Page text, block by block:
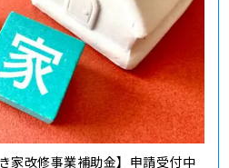
家改修事業補助金】申請受付中